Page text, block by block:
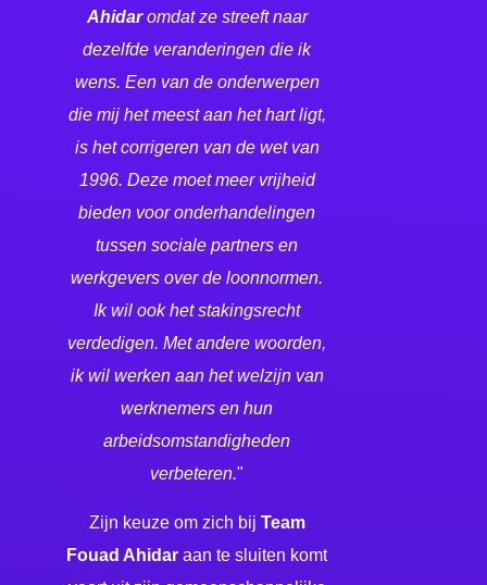
Ahidaromdat ze streeft naar
dezelfde veranderingen die ik
wens. Een van de onderwerpen
die mij het meest aan het hart ligt,
is het corrigeren van de wet van
1996. Deze moet meer vrijheid
bieden voor onderhandelingen
tussen sociale partners en
werkgevers over de loonnormen.
Ik wil ook het stakingsrecht
verdedigen. Met andere woorden,
ik wil werken aan het welzijn van
werknemers en hun
arbeidsomstandigheden
verbeteren."
Zijn keuze om zich bij Team
Fouad Ahidar aan te sluiten komt